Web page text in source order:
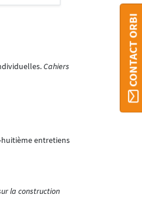
Cahiers
entretiens
la construction
CONTACT ORBI